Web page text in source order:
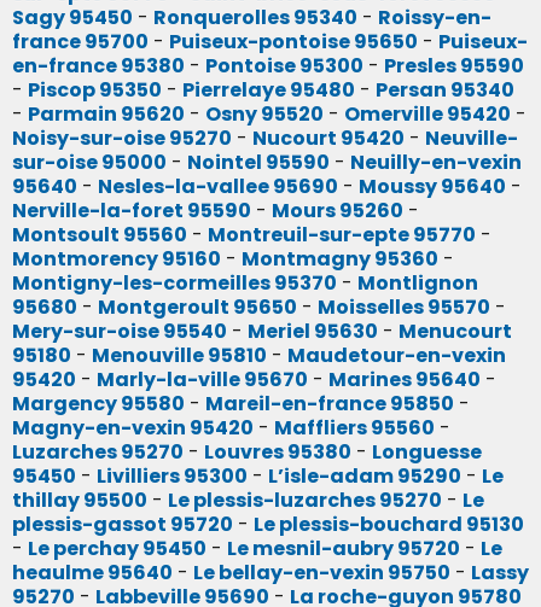
Sagy 95450 - Ronquerolles 95340 - Roissy-en-
france 95700 - Puiseux-pontoise 95650 - Puiseux-
en-france 95380 - Pontoise 95300 - Presles 95590
- Piscop 95350 - Pierrelaye 95480 - Persan 95340
- Parmain 95620 - Osny 95520 - Omerville 95420 -
Noisy-sur-oise 95270 - Nucourt 95420 - Neuville-
sur-oise 95000 - Nointel 95590 - Neuilly-en-vexin
95640 - Nesles-la-vallee 95690 - Moussy 95640 -
Nerville-la-foret 95590 - Mours 95260 -
Montsoult 95560 - Montreuil-sur-epte 95770 -
Montmorency 95160 - Montmagny 95360 -
Montigny-les-cormeilles 95370 - Montlignon
95680 - Montgeroult 95650 - Moisselles 95570 -
Mery-sur-oise 95540 - Meriel 95630 - Menucourt
95180 - Menouville 95810 - Maudetour-en-vexin
95420 - Marly-la-ville 95670 - Marines 95640 -
Margency 95580 - Mareil-en-france 95850 -
Magny-en-vexin 95420 - Maffliers 95560 -
Luzarches 95270 - Louvres 95380 - Longuesse
95450 - Livilliers 95300 - L’isle-adam 95290 - Le
thillay 95500 - Le plessis-luzarches 95270 - Le
plessis-gassot 95720 - Le plessis-bouchard 95130
- Le perchay 95450 - Le mesnil-aubry 95720 - Le
heaulme 95640 - Le bellay-en-vexin 95750 - Lassy
95270 - Labbeville 95690 - La roche-guyon 95780